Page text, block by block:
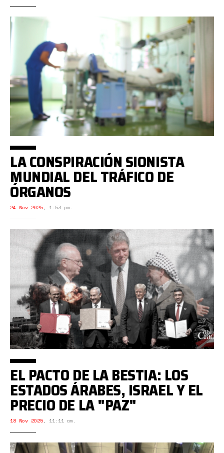
LA CONSPIRACIÓN SIONISTA
MUNDIAL DEL TRÁFICO DE
ÓRGANOS
24 Nov 2025, 1:53 pm.
EL PACTO DE LA BESTIA: LOS
ESTADOS ÁRABES, ISRAEL Y EL
PRECIO DE LA "PAZ"
18 Nov 2025, 11:11 am.